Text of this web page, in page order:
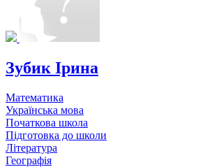
Зубик Ірина
Математика
Українська мова
Початкова школа
Підготовка до школи
Література
Географія